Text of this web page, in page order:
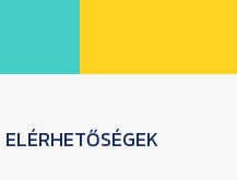
ELÉRHETŐSÉGEK